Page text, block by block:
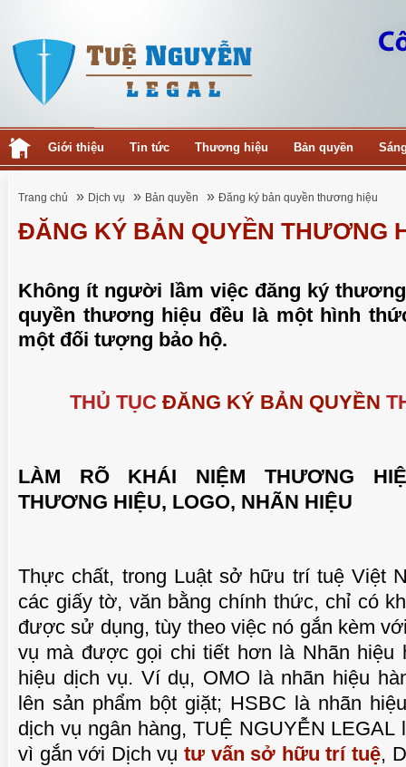
Giới thiệu Tin tức Thương hiệu Bản quyền
Trang chủ » Dịch vụ » Bản quyền » Đăng ký bản quyền thương hiệu
ĐĂNG KÝ BẢN QUYỀN THƯƠNG
Không ít người lầm việc đăng ký
quyền thương hiệu đều là một hình
một đối tượng bảo hộ.
THỦ TỤC ĐĂNG KÝ BẢN QUYỀN
LÀM RÕ KHÁI NIỆM THƯƠNG
THƯƠNG HIỆU, LOGO, NHÃN HIỆU
Thực chất, trong Luật sở hữu trí tuệ Việt
các giấy tờ, văn bằng chính thức, chỉ có
được sử dụng, tùy theo việc nó gắn kèm
vụ mà được gọi chi tiết hơn là Nhãn hiệu
hiệu dịch vụ. Ví dụ, OMO là nhãn hiệu
lên sản phẩm bột giặt; HSBC là nhãn
dịch vụ ngân hàng, TUỆ NGUYỄN LEGAL
vì gắn với Dịch vụ tư vấn sở hữu trí tuệ,
TUỆ
TUỆ